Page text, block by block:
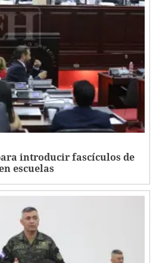
introducir fascículos de
escuelas